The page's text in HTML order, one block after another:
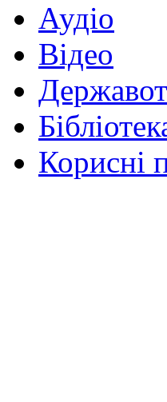
Аудіо
Відео
Корисні